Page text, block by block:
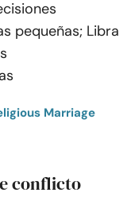
pequeñas; Libra
Marriage
conflicto